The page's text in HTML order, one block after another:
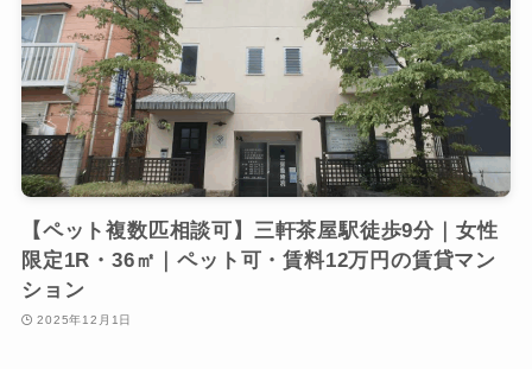
【ペット複数匹相談可】三軒茶屋駅徒歩9分｜女性
限定1R・36㎡｜ペット可・賃料12万円の賃貸マン
ション
2025年12月1日